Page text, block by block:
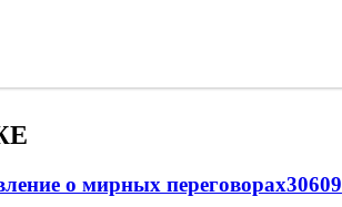
о мирных переговорах30609